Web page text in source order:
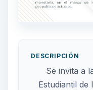
DESCRIPCIÓN
Se invita a
Estudiantil